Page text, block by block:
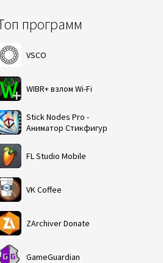
программ
VSCO
WIBR+ взлом Wi-Fi
Stick Nodes Pro -
Аниматор Стикфигур
FL Studio Mobile
VK Coffee
ZArchiver Donate
GameGuardian